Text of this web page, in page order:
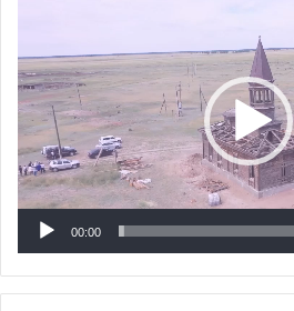
00:00